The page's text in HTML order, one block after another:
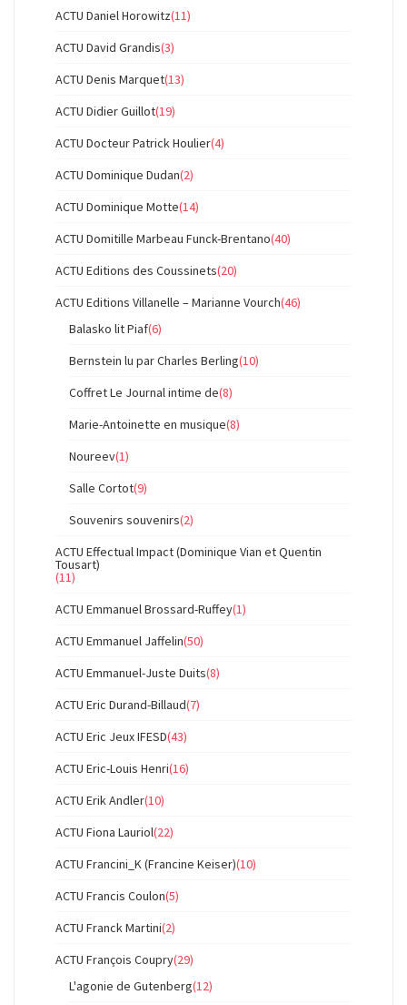
ACTU Daniel Horowitz(11)
ACTU David Grandis(3)
ACTU Denis Marquet(13)
ACTU Didier Guillot(19)
ACTU Docteur Patrick Houlier(4)
ACTU Dominique Dudan(2)
ACTU Dominique Motte(14)
ACTU Domitille Marbeau Funck-Brentano(40)
ACTU Editions des Coussinets(20)
ACTU Editions Villanelle – Marianne Vourch(46)
Balasko lit Piaf(6)
Bernstein lu par Charles Berling(10)
Coffret Le Journal intime de(8)
Marie-Antoinette en musique(8)
Noureev(1)
Salle Cortot(9)
Souvenirs souvenirs(2)
ACTU Effectual Impact (Dominique Vian et Quentin
Tousart)
(11)
ACTU Emmanuel Brossard-Ruffey(1)
ACTU Emmanuel Jaffelin(50)
ACTU Emmanuel-Juste Duits(8)
ACTU Eric Durand-Billaud(7)
ACTU Eric Jeux IFESD(43)
ACTU Eric-Louis Henri(16)
ACTU Erik Andler(10)
ACTU Fiona Lauriol(22)
ACTU Francini_K (Francine Keiser)(10)
ACTU Francis Coulon(5)
ACTU Franck Martini(2)
ACTU François Coupry(29)
L'agonie de Gutenberg(12)